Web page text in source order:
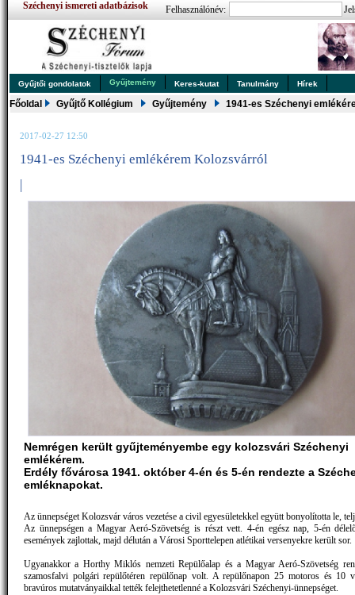
Széchenyi ismereti adatbázisok Felhasználónév:
Gyűjtői gondolatok Gyűjtemény Keres-kutat Tanulmány Hírek
Főoldal Gyűjtő Kollégium Gyűjtemény 1941-es Széchenyi
2017-02-27 12:50
1941-es Széchenyi emlékérem Kolozsvárról
|
Nemrégen került gyűjteményembe egy kolozsvári Széchenyi
emlékérem.
Erdély fővárosa 1941. október 4-én és 5-én rendezte a
emléknapokat.
Az ünnepséget Kolozsvár város vezetése a civil egyesületekkel együtt bonyolította le,
Az ünnepségen a Magyar Aeró-Szövetség is részt vett. 4-én egész nap, 5-én
események zajlottak, majd délután a Városi Sporttelepen atlétikai versenyekre került sor.
Ugyanakkor a Horthy Miklós nemzeti Repülőalap és a Magyar Aeró-Szövetség
szamosfalvi polgári repülőtéren repülőnap volt. A repülőnapon 25 motoros és 10
bravúros mutatványaikkal tették felejthetetlenné a Kolozsvári Széchenyi-ünnepséget.